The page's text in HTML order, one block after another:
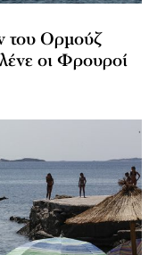
του Ορμούζ
οι Φρουροί